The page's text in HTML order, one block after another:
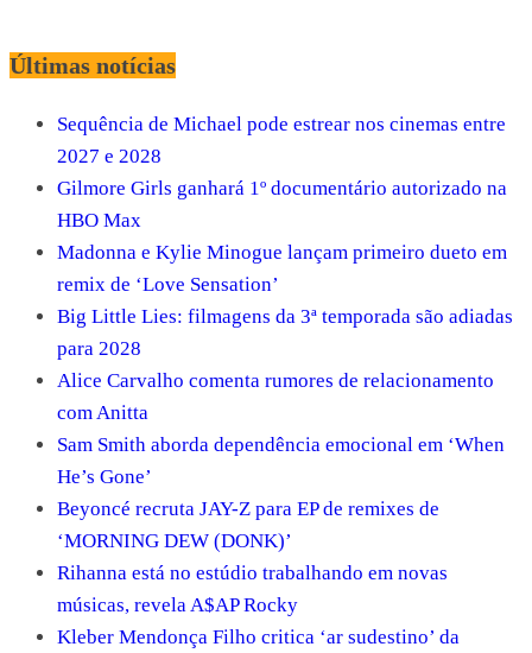
Últimas notícias
Sequência de Michael pode estrear nos cinemas entre
2027 e 2028
Gilmore Girls ganhará 1º documentário autorizado na
HBO Max
Madonna e Kylie Minogue lançam primeiro dueto em
remix de ‘Love Sensation’
Big Little Lies: filmagens da 3ª temporada são adiadas
para 2028
Alice Carvalho comenta rumores de relacionamento
com Anitta
Sam Smith aborda dependência emocional em ‘When
He’s Gone’
Beyoncé recruta JAY-Z para EP de remixes de
‘MORNING DEW (DONK)’
Rihanna está no estúdio trabalhando em novas
músicas, revela A$AP Rocky
Kleber Mendonça Filho critica ‘ar sudestino’ da